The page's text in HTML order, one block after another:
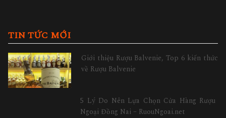
TIN TỨC MỚI
Giới thiệu Rượu Balvenie, Top 6 kiến thức
về Rượu Balvenie
5 Lý Do Nên Lựa Chọn Cửa Hàng Rượu
Ngoại Đồng Nai – RuouNgoai.net